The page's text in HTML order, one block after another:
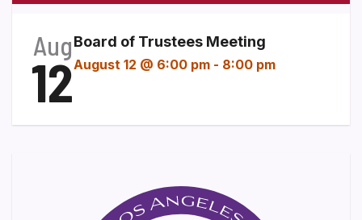
Aug
12
Board of Trustees Meeting
August 12 @ 6:00 pm - 8:00 pm